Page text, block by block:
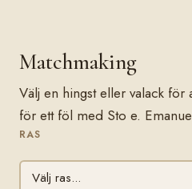
Matchmaking
Välj en hingst eller valack för
för ett föl med Sto e.
RAS